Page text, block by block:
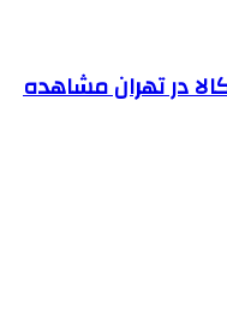
در تهران مشاهده